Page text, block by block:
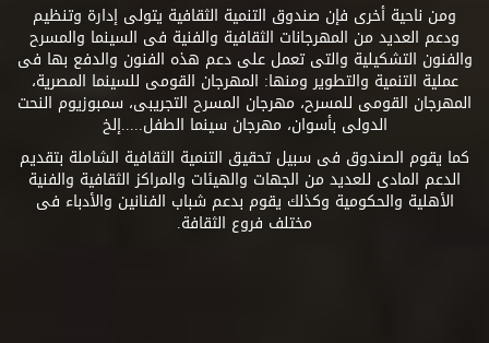
ومن ناحية أخرى فإن صندوق التنمية الثقافية يتولى إدارة وتنظيم
ودعم العديد من المهرجانات الثقافية والفنية فى السينما والمسرح
والفنون التشكيلية والتى تعمل على دعم هذه الفنون والدفع بها فى
عملية التنمية والتطوير ومنها: المهرجان القومى للسينما المصرية،
المهرجان القومى للمسرح، مهرجان المسرح التجريبى، سمبوزيوم النحت
الدولى بأسوان، مهرجان سينما الطفل.....إلخ
كما يقوم الصندوق فى سبيل تحقيق التنمية الثقافية الشاملة بتقديم
الدعم المادى للعديد من الجهات والهيئات والمراكز الثقافية والفنية
الأهلية والحكومية وكذلك يقوم بدعم شباب الفنانين والأدباء فى
مختلف فروع الثقافة.